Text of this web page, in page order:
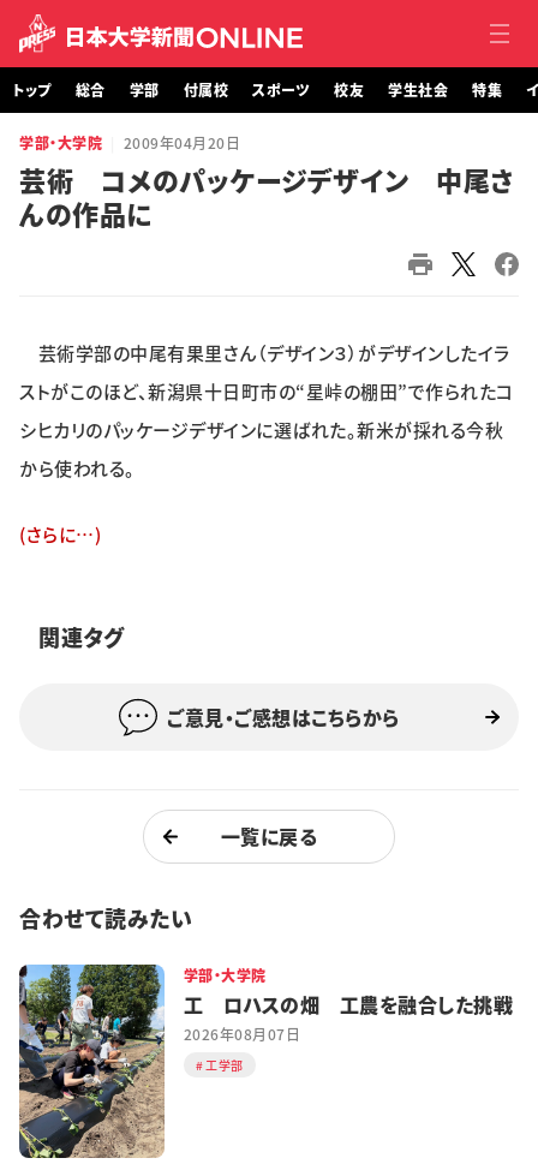
トップ
総合
スポーツ
イベント
購読 日大文芸賞
トップ 総合 学部 付属校 スポーツ 校友 学生社会 特集
学部・大学院 2009年04月20日
芸術 コメのパッケージデザイン 中尾さ
んの作品に
芸術学部の中尾有果里さん（デザイン３）がデザインしたイラ
ストがこのほど、新潟県十日町市の“星峠の棚田”で作られたコ
シヒカリのパッケージデザインに選ばれた。新米が採れる今秋
から使われる。
(さらに…)
関連タグ
ご意見・ご感想はこちらから
一覧に戻る
合わせて読みたい
学部・大学院
工 ロハスの畑 工農を融合した挑戦
2026年08月07日
工学部